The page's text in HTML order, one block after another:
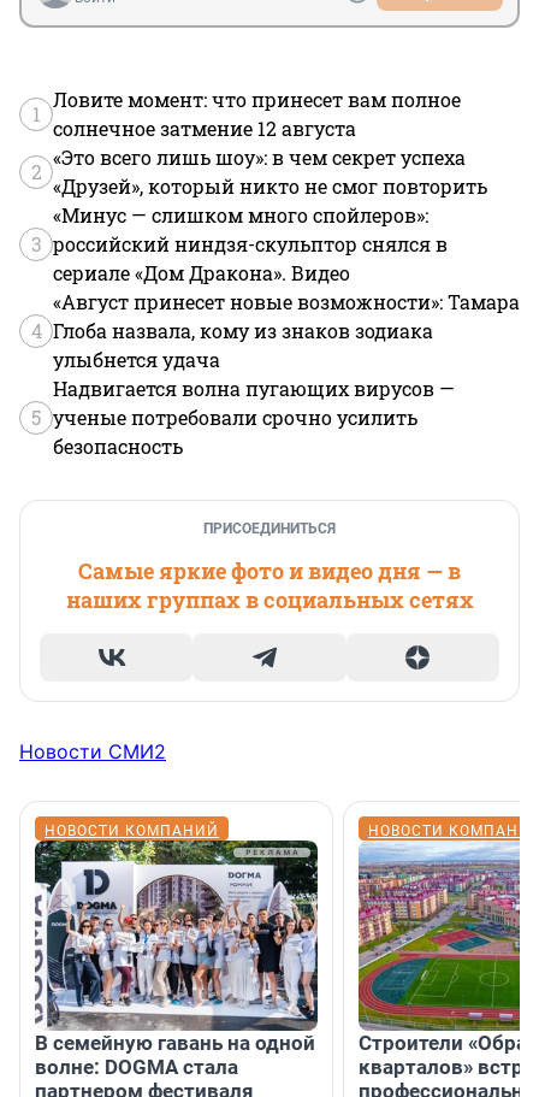
1
Ловите момент: что принесет вам полное
солнечное затмение 12 августа
2
«Это всего лишь шоу»: в чем секрет успеха
«Друзей», который никто не смог повторить
3
«Минус — слишком много спойлеров»:
российский ниндзя-скульптор снялся в
сериале «Дом Дракона». Видео
4
«Август принесет новые возможности»: Тамара
Глоба назвала, кому из знаков зодиака
улыбнется удача
5
Надвигается волна пугающих вирусов —
ученые потребовали срочно усилить
безопасность
ПРИСОЕДИНИТЬСЯ
Самые яркие фото и видео дня — в
наших группах в социальных сетях
Новости СМИ2
НОВОСТИ КОМПАНИЙ
В семейную гавань на одной
волне: DOGMA стала
партнером фестиваля
НОВОСТИ
Строители
кварталов»